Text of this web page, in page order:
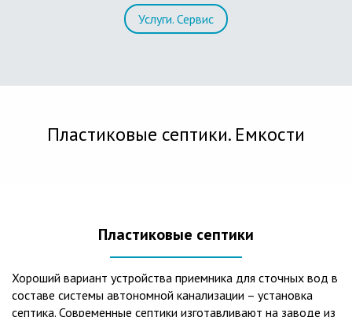
Услуги. Сервис
Пластиковые септики. Емкости
Пластиковые септики
Хороший вариант устройства приемника для сточных вод в
составе системы автономной канализации – установка
септика. Современные септики изготавливают на заводе из